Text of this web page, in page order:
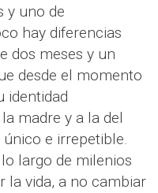
y uno de
hay diferencias
dos meses y un
desde el momento
identidad
madre y a la del
e irrepetible.
largo de milenios
la vida, a no cambiar